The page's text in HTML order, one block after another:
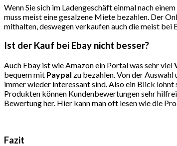
Wenn Sie sich im Ladengeschäft einmal nach
muss meist eine gesalzene Miete bezahlen. Der
mithalten, deswegen verkaufen auch die meist bei
Ist der Kauf bei Ebay nicht besser?
Auch Ebay ist wie Amazon ein Portal was sehr viel
bequem mit Paypal zu bezahlen. Von der
immer wieder interessant sind. Also ein Blick
Produkten können Kundenbewertungen sehr
Bewertung her. Hier kann man oft lesen wie die
Fazit